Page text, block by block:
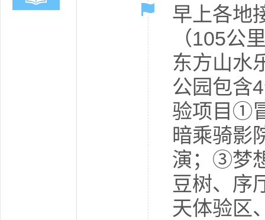
早上各地
（105公
东方山水
公园包含
验项目①
暗乘骑影
演；③梦
豆树、序
天体验区